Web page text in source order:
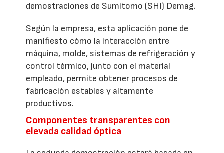
demostraciones de Sumitomo (SHI) Demag.
Según la empresa, esta aplicación pone de
manifiesto cómo la interacción entre
máquina, molde, sistemas de refrigeración y
control térmico, junto con el material
empleado, permite obtener procesos de
fabricación estables y altamente
productivos.
Componentes transparentes con
elevada calidad óptica